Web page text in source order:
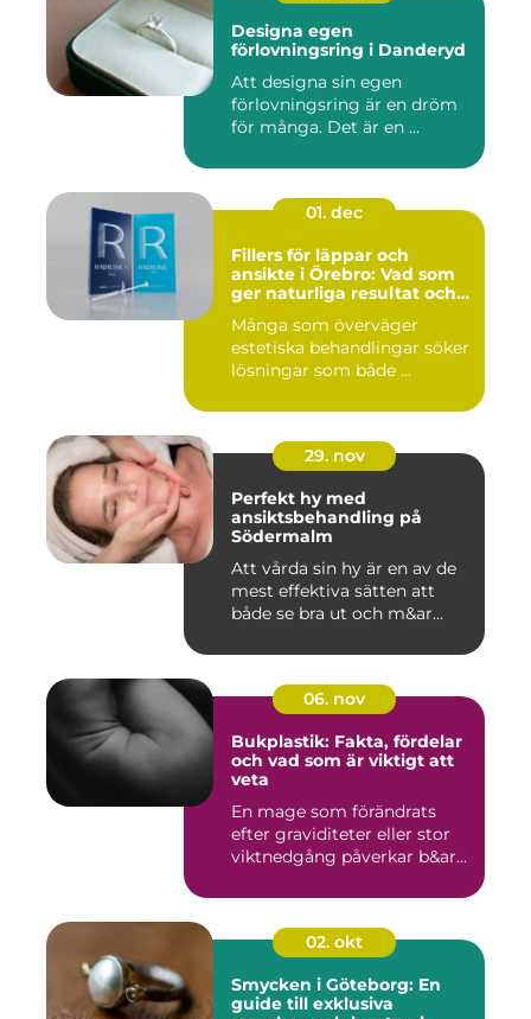
Designa egen
förlovningsring i Danderyd
Att designa sin egen
förlovningsring är en dröm
för många. Det är en ...
01. dec
Fillers för läppar och
ansikte i Örebro: Vad som
ger naturliga resultat och
Många som överväger
estetiska behandlingar söker
lösningar som både ...
29. nov
Perfekt hy med
ansiktsbehandling på
Södermalm
Att vårda sin hy är en av de
mest effektiva sätten att
både se bra ut och m&ar...
06. nov
Bukplastik: Fakta, fördelar
och vad som är viktigt att
veta
En mage som förändrats
efter graviditeter eller stor
viktnedgång påverkar b&ar...
02. okt
Smycken i Göteborg: En
guide till exklusiva